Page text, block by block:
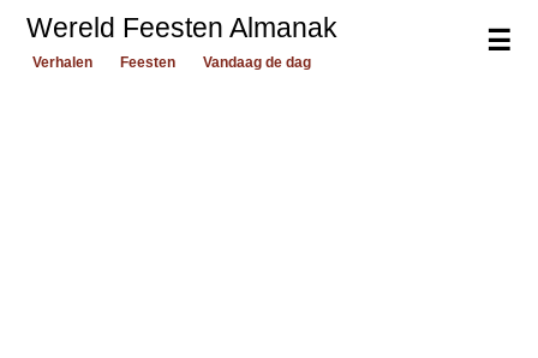
☰
Wereld Feesten Almanak
Verhalen Feesten Vandaag de dag